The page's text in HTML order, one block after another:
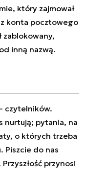
który zajmował
konta pocztowego
zablokowany,
inną nazwą.
czytelników.
nurtują; pytania, na
o których trzeba
Piszcie do nas
Przyszłość przynosi